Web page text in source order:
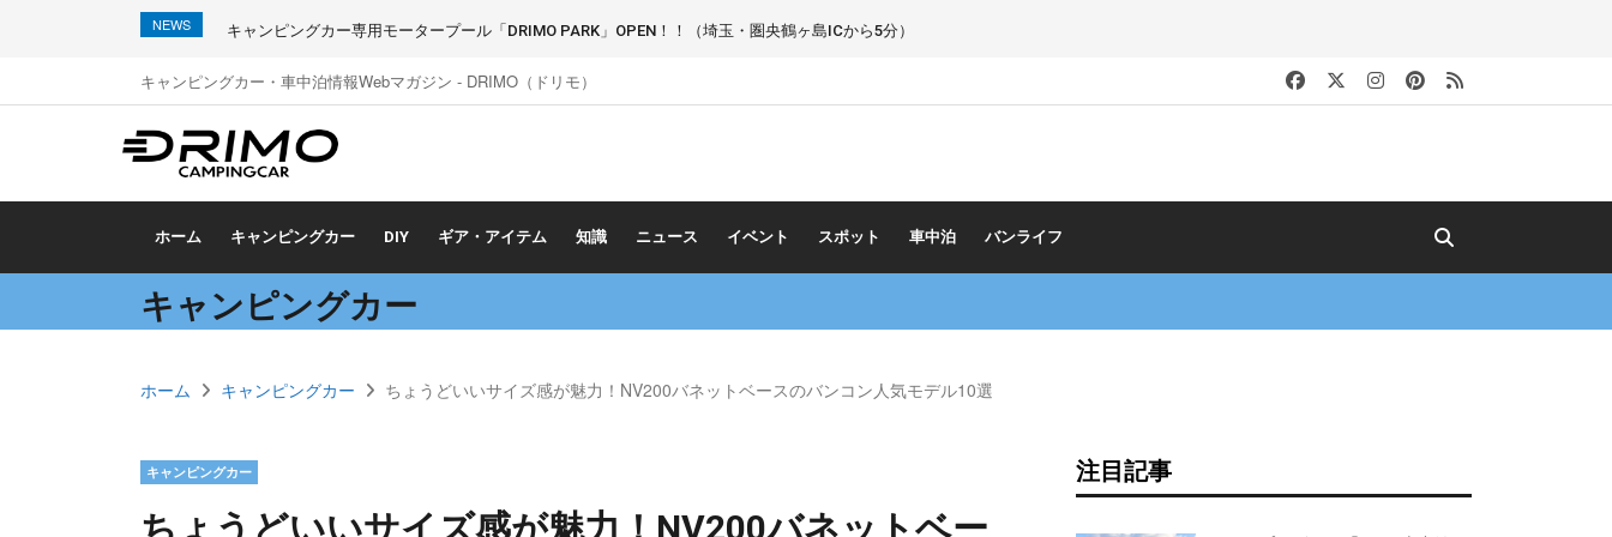
NEWS キャンピングカー専用モータープール「DRIMO PARK」OPEN！！（埼玉・圏央鶴ヶ島ICから5分）
キャンピングカー・車中泊情報Webマガジン - DRIMO（ドリモ）
ホーム キャンピングカー DIY ギア・アイテム 知識 ニュース イベント スポット 車中泊 バンライフ
キャンピングカー
ホーム キャンピングカー ちょうどいいサイズ感が魅力！NV200バネットベースのバンコン人気モデル10選
キャンピングカー
ちょうどいいサイズ感が魅力！NV200バネットベー
注目記事